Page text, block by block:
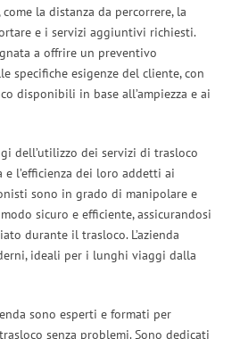
la distanza da percorrere, la
e i servizi aggiuntivi richiesti.
a offrire un preventivo
specifiche esigenze del cliente, con
disponibili in base all’ampiezza e ai
dell’utilizzo dei servizi di trasloco
e l’efficienza dei loro addetti ai
sono in grado di manipolare e
sicuro e efficiente, assicurandosi
durante il trasloco. L’azienda
ideali per i lunghi viaggi dalla
sono esperti e formati per
senza problemi. Sono dedicati